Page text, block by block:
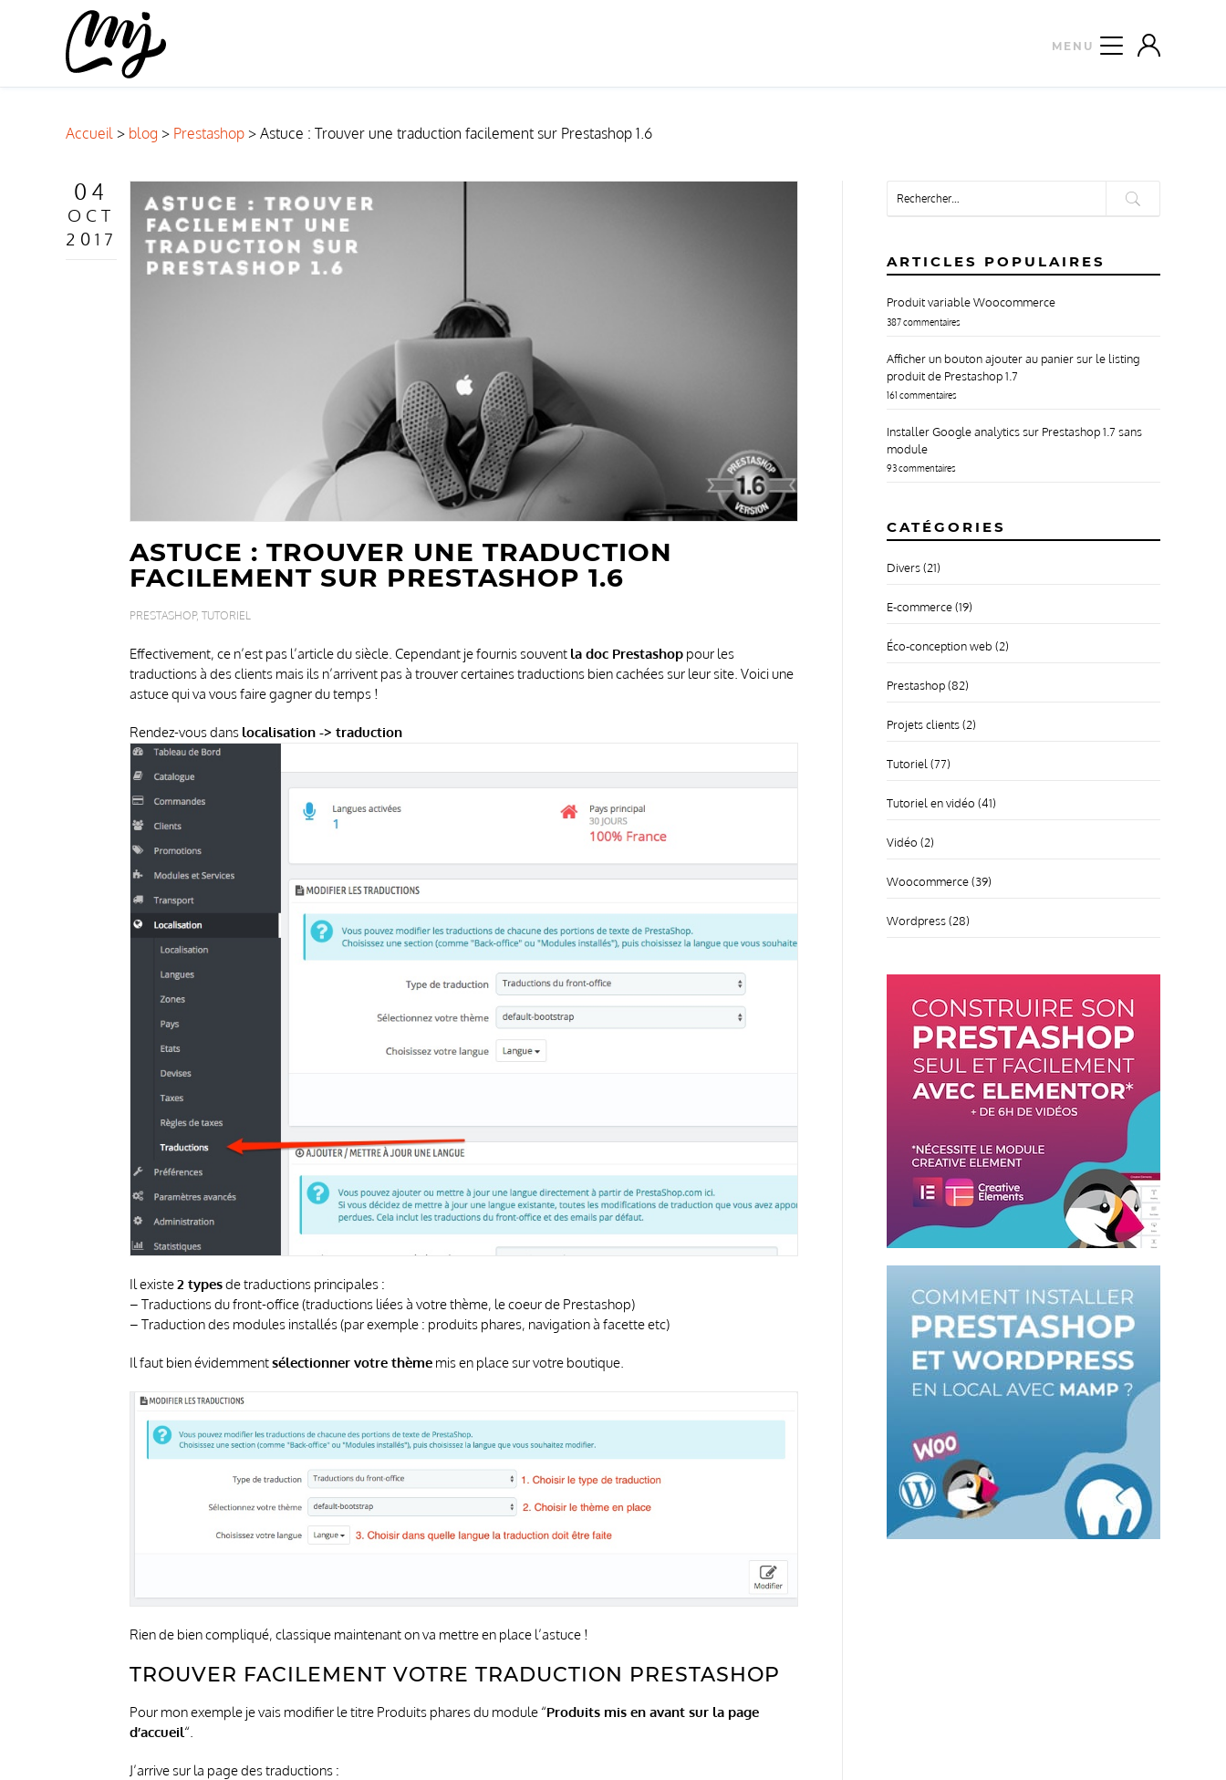
ACCUEIL PRÉSENTATION LA BONNE RECETTE AVIS CLIENTS
RÉALISATIONS
BLOG
PRESTASHOP
BOUTIQUE EN LIGNE
FORMATIONS
Accueil > blog > Prestashop > Astuce : Trouver une traduction facilement sur Prestashop 1.6
04
OCT
2017
ASTUCE : TROUVER UNE TRADUCTION
FACILEMENT SUR PRESTASHOP 1.6
PRESTASHOP, TUTORIEL
Effectivement, ce n’est pas l’article du siècle. Cependant je fournis souvent la doc Prestashop pour les
traductions à des clients mais ils n’arrivent pas à trouver certaines traductions bien cachées sur leur site. Voici une
astuce qui va vous faire gagner du temps !
Rendez-vous dans localisation -> traduction
Il existe2 typesde traductions principales :
– Traductions du front-office (traductions liées à votre thème, le coeur de Prestashop)
– Traduction des modules installés (par exemple : produits phares, navigation à facette etc)
Il faut bien évidemmentsélectionner votre thème mis en place sur votre boutique.
Rien de bien compliqué, classique maintenant on va mettre en place l’astuce !
TROUVER FACILEMENT VOTRE TRADUCTION PRESTASHOP
Pour mon exemple je vais modifier le titre Produits phares du module “Produits mis en avant sur la page
d’accueil“.
J’arrive sur la page des traductions :
ARTICLES POPULAIRES
Produit variable Woocommerce
387 commentaires
Afficher un bouton ajouter au panier sur le listing
produit de Prestashop 1.7
161 commentaires
Installer Google analytics sur Prestashop 1.7 sans
module
93 commentaires
CATÉGORIES
Divers(21)
E-commerce(19)
Éco-conception web (2)
Prestashop(82)
Projets clients(2)
Tutoriel (77)
Tutoriel en vidéo (41)
Vidéo (2)
Woocommerce(39)
Wordpress(28)